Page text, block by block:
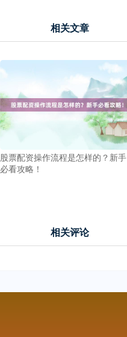
相关文章
股票配资操作流程是怎样的？新手
必看攻略！
相关评论